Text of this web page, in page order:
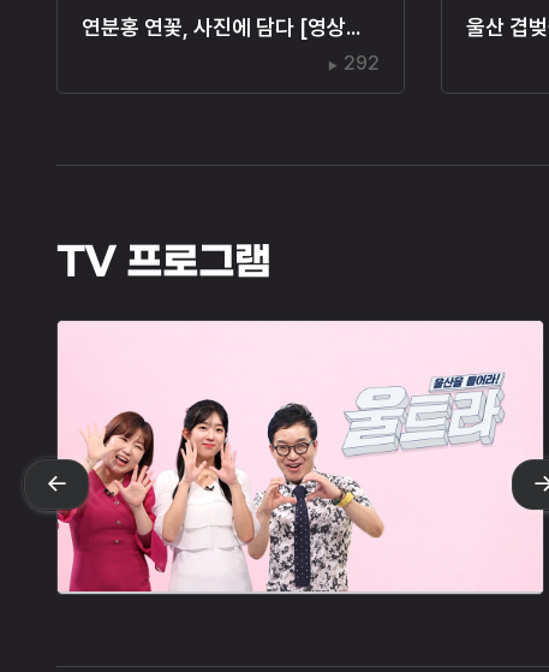
연분홍 연꽃, 사진에 담다 [영상스케치]
292
울산 겹
TV 프로그램